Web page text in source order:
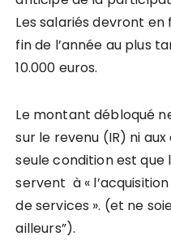
Les salariés devront
fin de l’année au plus
10.000 euros.
Le montant débloqué
sur le revenu (IR) ni
seule condition est
servent à «
de services ». (et ne
ailleurs”).